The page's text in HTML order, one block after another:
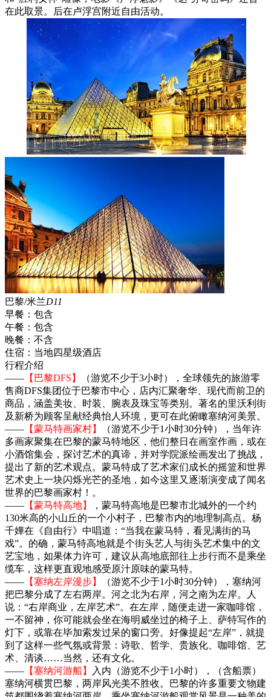
在此取景。后在卢浮宫附近自由活动。
巴黎/米兰D11
早餐： 包含
午餐： 包含
晚餐： 不含
住宿： 当地四星级酒店
行程介绍
—— 【巴黎DFS】
（游览不少于3小时），全球领先的旅游零
售商DFS集团位于巴黎市中心，店内汇聚奢华、现代而前卫的
商品，涵盖美妆、时装、腕表及珠宝等类别。著名的里沃利街
及新桥为顾客呈献经典怡人环境，更可在此俯瞰塞纳河美景。
—— 【蒙马特画家村】
（游览不少于1小时30分钟），当年许
多画家聚集在巴黎的蒙马特地区，他们整日在画室作画，或在
小酒馆集会，探讨艺术的真谛，并对学院派绘画发出了挑战，
提出了新的艺术观点。蒙马特成了艺术家们成长的摇篮和世界
艺术史上一块闪烁光芒的圣地，如今这里又逐渐演变成了闻名
世界的巴黎画家村！。
—— 【蒙马特高地】
，蒙马特高地是巴黎市北城外的一个约
130米高的小山丘的一个小村子，巴黎市内的地理制高点。杨
千嬅在《自由行》中唱道：“当我在蒙马特，看见满街的马
戏”。的确，蒙马特高地就是个街头艺人与街头艺术集中的文
艺宝地，如果体力许可，建议从高地底部往上步行而不是乘坐
缆车，这样更直观地感受原汁原味的蒙马特。
—— 【塞纳左岸漫步】
（游览不少于1小时30分钟），塞纳河
把巴黎分成了左右两岸。河之北为右岸，河之南为左岸。人
说：“右岸商业，左岸艺术”。在左岸，随便走进一家咖啡馆，
一不留神，你可能就会坐在海明威坐过的椅子上、萨特写作的
灯下，或靠在毕加索发过呆的窗口旁。好像提起“左岸”，就提
到了这样一些气氛或背景：诗歌、哲学、贵族化、咖啡馆、艺
术、清谈……当然，还有文化。
—— 【塞纳河游船】
入内（游览不少于1小时），（含船票）
塞纳河横贯巴黎，两岸风光美不胜收。巴黎的许多重要文物建